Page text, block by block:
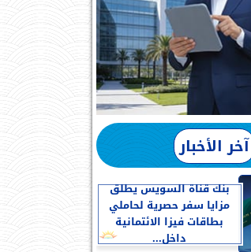
آخر الأخبار
بنك قناة السويس يطلق
مزايا سفر حصرية لحاملي
بطاقات فيزا الائتمانية
داخل...